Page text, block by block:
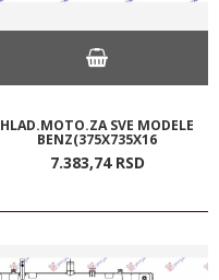
HLAD.MOTO.ZA SVE MODELE
BENZ(375X735X16
7.383,74 RSD